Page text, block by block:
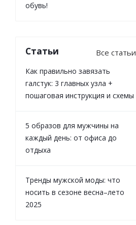
обувь!
Статьи Все статьи
Как правильно завязать
галстук: 3 главных узла +
пошаговая инструкция и схемы
5 образов для мужчины на
каждый день: от офиса до
отдыха
Тренды мужской моды: что
носить в сезоне весна–лето
2025